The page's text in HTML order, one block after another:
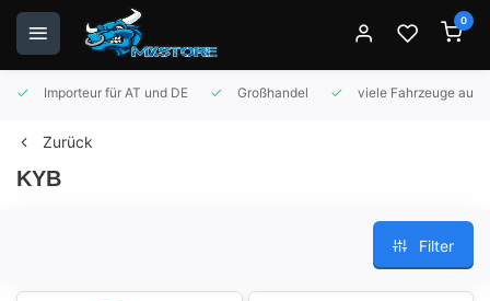
0
Importeur für AT und DE Großhandel viele Fahrzeuge auf
Zurück
KYB
Filter